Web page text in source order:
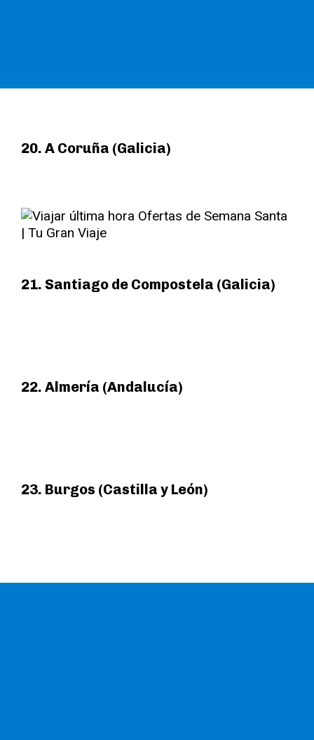
20. A Coruña (Galicia)
21. Santiago de Compostela (Galicia)
22. Almería (Andalucía)
23. Burgos (Castilla y León)